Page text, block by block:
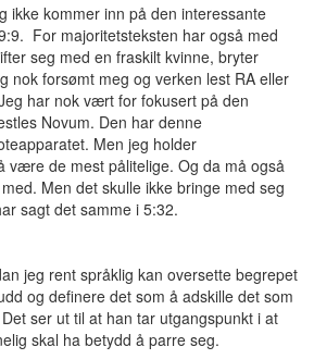
ikke kommer inn på den interessante
For majoritetsteksten har også med
seg med en fraskilt kvinne, bryter
nok forsømt meg og verken lest RA eller
har nok vært for fokusert på den
Novum. Den har denne
Men jeg holder
være de mest pålitelige. Og da må også
Men det skulle ikke bringe med seg
sagt det samme i 5:32.
jeg rent språklig kan oversette begrepet
og definere det som å adskille det som
ser ut til at han tar utgangspunkt i at
skal ha betydd å parre seg.